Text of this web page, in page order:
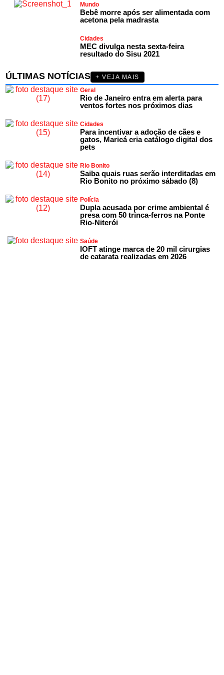
Mundo
Bebê morre após ser alimentada com
acetona pela madrasta
Cidades
MEC divulga nesta sexta-feira
resultado do Sisu 2021
ÚLTIMAS NOTÍCIAS
+ VEJA MAIS
Geral
Rio de Janeiro entra em alerta para
ventos fortes nos próximos dias
Cidades
Para incentivar a adoção de cães e
gatos, Maricá cria catálogo digital dos
pets
Rio Bonito
Saiba quais ruas serão interditadas em
Rio Bonito no próximo sábado (8)
Polícia
Dupla acusada por crime ambiental é
presa com 50 trinca-ferros na Ponte
Rio-Niterói
Saúde
IOFT atinge marca de 20 mil cirurgias
de catarata realizadas em 2026